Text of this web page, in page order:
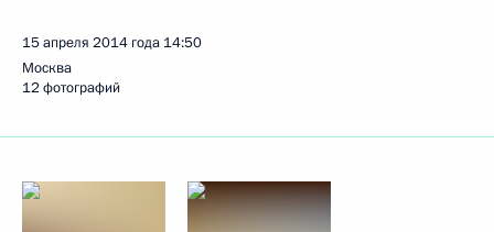
15 апреля 2014 года 14:50
Москва
12 фотографий